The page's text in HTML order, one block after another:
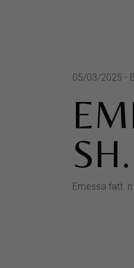
05/03/2025
Emessa fatt.